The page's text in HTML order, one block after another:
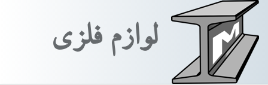
لوازم فلزی